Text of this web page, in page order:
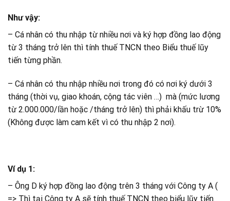
Như vậy:
– Cá nhân có thu nhập từ nhiều nơi và ký hợp đồng lao động
từ 3 tháng trở lên thì tính thuế TNCN theo Biểu thuế lũy
tiến từng phần.
– Cá nhân có thu nhập nhiều nơi trong đó có nơi ký dưới 3
tháng (thời vụ, giao khoán, cộng tác viên …) mà (mức lương
từ 2.000.000/lần hoặc /tháng trở lên) thì phải khấu trừ 10%
(Không được làm cam kết vì có thu nhập 2 nơi).
Ví dụ 1:
– Ông D ký hợp đồng lao động trên 3 tháng với Công ty A (
=> Thì tại Công ty A sẽ tính thuế TNCN theo biểu lũy tiến